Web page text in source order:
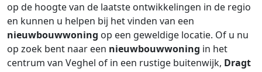
op de hoogte van de laatste ontwikkelingen in de regio
en kunnen u helpen bij het vinden van een
nieuwbouwwoning op een geweldige locatie. Of u nu
op zoek bent naar een nieuwbouwwoning in het
centrum van Veghel of in een rustige buitenwijk, Dragt